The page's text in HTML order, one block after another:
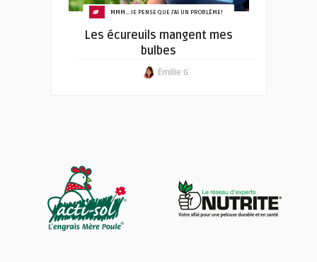
MMM... JE PENSE QUE J'AI UN PROBLÈME!
Les écureuils mangent mes
bulbes
Émilie G.